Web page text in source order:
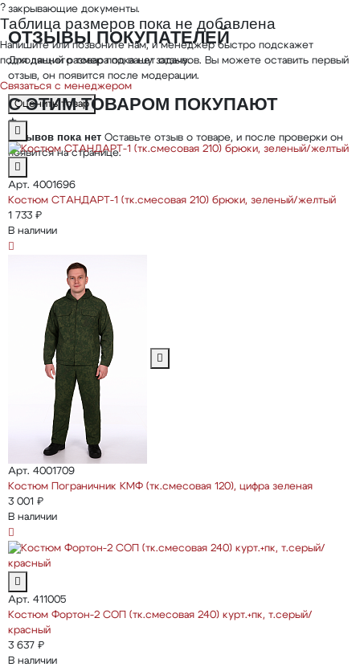
закрывающие документы.
ОТЗЫВЫ ПОКУПАТЕЛЕЙ
Для данного товара пока нет отзывов. Вы можете оставить первый
отзыв, он появится после модерации.
Оценить товар
★
Отзывов пока нет Оставьте отзыв о товаре, и после проверки он
появится на странице.
?
Таблица размеров пока не добавлена
Напишите или позвоните нам, и менеджер быстро подскажет
подходящий размер под вашу задачу.
Связаться с менеджером
С ЭТИМ ТОВАРОМ ПОКУПАЮТ
Арт. 4001696
Костюм СТАНДАРТ-1 (тк.смесовая 210) брюки, зеленый/желтый
1 733 ₽
В наличии
Арт. 4001709
Костюм Пограничник КМФ (тк.смесовая 120), цифра зеленая
3 001 ₽
В наличии
Арт. 411005
Костюм Фортон-2 СОП (тк.смесовая 240) курт.+пк, т.серый/
красный
3 637 ₽
В наличии